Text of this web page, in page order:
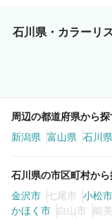
沿線・駅を選択
美容師スタイリ
カラーリスト
ヘアメイク・美容
ネイリスト
石川県・カラーリ
周辺の都道府県から探
新潟県
富山県 石川県
石川県の市区町村から
金沢市
七尾市 小松市
かほく市
白山市 能